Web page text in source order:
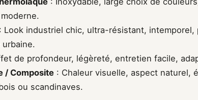
: Look industriel chic, ultra-résistant, intemporel,
urbaine.
de profondeur, légèreté, entretien facile,
/ Composite : Chaleur visuelle, aspect naturel,
ou scandinaves.